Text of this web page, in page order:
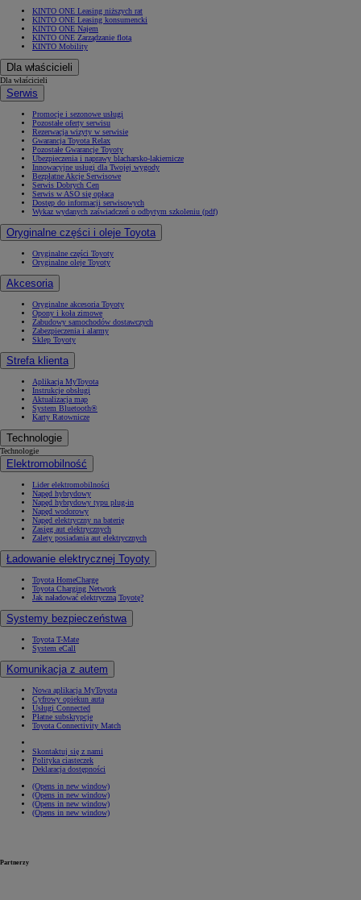
KINTO ONE Leasing niższych rat
KINTO ONE Leasing konsumencki
KINTO ONE Najem
KINTO ONE Zarządzanie flotą
KINTO Mobility
Dla właścicieli
Dla właścicieli
Serwis
Promocje i sezonowe usługi
Pozostałe oferty serwisu
Rezerwacja wizyty w serwisie
Gwarancja Toyota Relax
Pozostałe Gwarancje Toyoty
Ubezpieczenia i naprawy blacharsko-lakiernicze
Innowacyjne usługi dla Twojej wygody
Bezpłatne Akcje Serwisowe
Serwis Dobrych Cen
Serwis w ASO się opłaca
Dostęp do informacji serwisowych
Wykaz wydanych zaświadczeń o odbytym szkoleniu (pdf)
Oryginalne części i oleje Toyota
Oryginalne części Toyoty
Oryginalne oleje Toyoty
Akcesoria
Oryginalne akcesoria Toyoty
Opony i koła zimowe
Zabudowy samochodów dostawczych
Zabezpieczenia i alarmy
Sklep Toyoty
Strefa klienta
Aplikacja MyToyota
Instrukcje obsługi
Aktualizacja map
System Bluetooth®
Karty Ratownicze
Technologie
Technologie
Elektromobilność
Lider elektromobilności
Napęd hybrydowy
Napęd hybrydowy typu plug-in
Napęd wodorowy
Napęd elektryczny na baterię
Zasięg aut elektrycznych
Zalety posiadania aut elektrycznych
Ładowanie elektrycznej Toyoty
Toyota HomeCharge
Toyota Charging Network
Jak naładować elektryczną Toyotę?
Systemy bezpieczeństwa
Toyota T-Mate
System eCall
Komunikacja z autem
Nowa aplikacja MyToyota
Cyfrowy opiekun auta
Usługi Connected
Płatne subskrypcje
Toyota Connectivity Match
Skontaktuj się z nami
Polityka ciasteczek
Deklaracja dostępności
(Opens in new window)
(Opens in new window)
(Opens in new window)
(Opens in new window)
Partnerzy